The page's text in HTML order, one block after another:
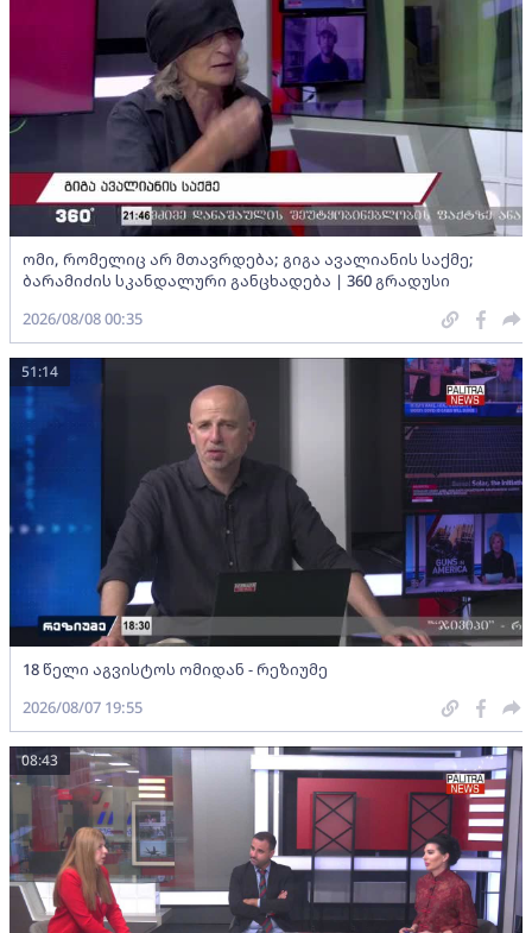
ომი, რომელიც არ მთავრდება; გიგა ავალიანის საქმე;
ბარამიძის სკანდალური განცხადება | 360 გრადუსი
2026/08/08 00:35
18 წელი აგვისტოს ომიდან - რეზიუმე
51:14
2026/08/07 19:55
08:43